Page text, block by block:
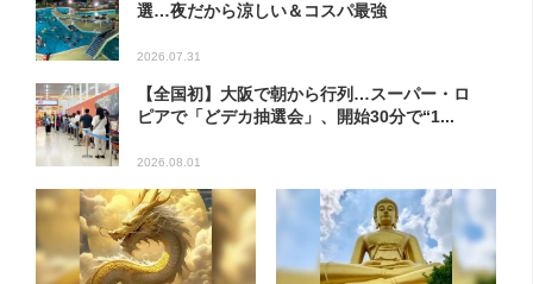
選…夜だから涼しい＆コスパ最強
2026.07.31
【全国初】大阪で朝から行列…スーパー・ロ
ピアで「どデカ抽選会」、開始30分で“1...
2026.08.01